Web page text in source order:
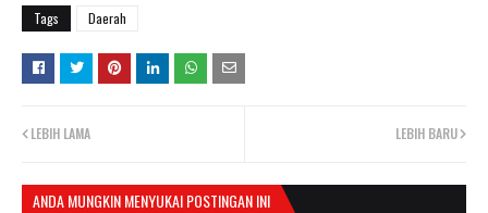
Tags Daerah
LEBIH BARU
LEBIH LAMA
ANDA MUNGKIN MENYUKAI POSTINGAN INI